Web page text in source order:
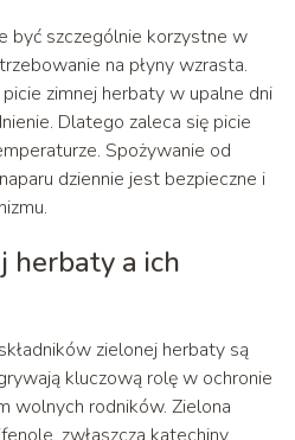
być szczególnie korzystne w
na płyny wzrasta.
zimnej herbaty w upalne dni
Dlatego zaleca się picie
Spożywanie od
dziennie jest bezpieczne i
herbaty a ich
zielonej herbaty są
kluczową rolę w ochronie
wolnych rodników. Zielona